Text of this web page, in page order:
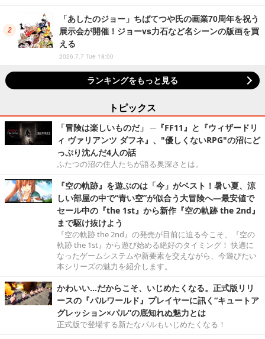
「あしたのジョー」ちばてつや氏の画業70周年を祝う
展示会が開催！ジョーvs力石など名シーンの版画を買
える
2026.7.7 Tue 18:00
ランキングをもっと見る
トピックス
「冒険は楽しいものだ」 ─『FF11』と『ウィザードリ
ィ ヴァリアンツ ダフネ』、"優しくないRPG"の沼にど
っぷり沈んだ4人の話
ふたつの沼の住人たちが語る奥深さとは。
『空の軌跡』を遊ぶのは「今」がベスト！暑い夏、涼
しい部屋の中で“青い空”が似合う大冒険へ―最安値で
セール中の『the 1st』から新作『空の軌跡 the 2nd』
まで駆け抜けよう
『空の軌跡 the 2nd』の発売が目前に迫る今こそ、『空の
軌跡 the 1st』から遊び始める絶好のタイミング！ 快適に
なったゲームシステムや新要素を交えながら、今遊びたい
本シリーズの魅力を紹介します。
かわいい…だからこそ、いじめたくなる。正式版リリ
ースの『パルワールド』プレイヤーに訊く“キュートア
グレッション×パル”の底知れぬ魅力とは
正式版で登場する新たなパルもいじめたくなる！